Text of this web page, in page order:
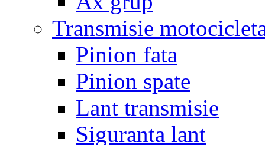
Transmisie
Pinion fata
Pinion spate
Lant transmisie
Siguranta lant